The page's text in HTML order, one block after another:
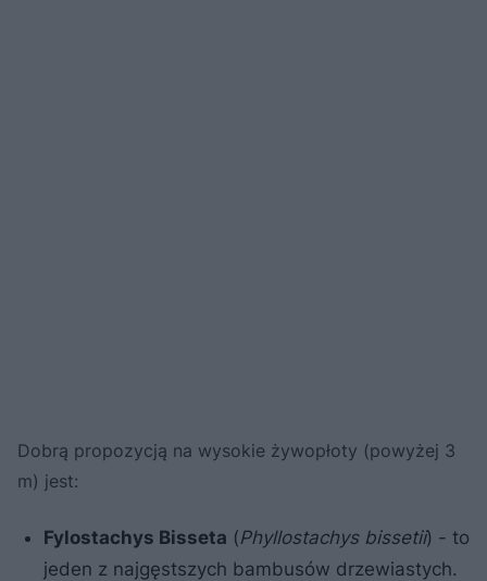
Dobrą propozycją na wysokie żywopłoty (powyżej 3
m) jest:
Fylostachys Bisseta (Phyllostachys bissetii) - to
jeden z najgęstszych bambusów drzewiastych.